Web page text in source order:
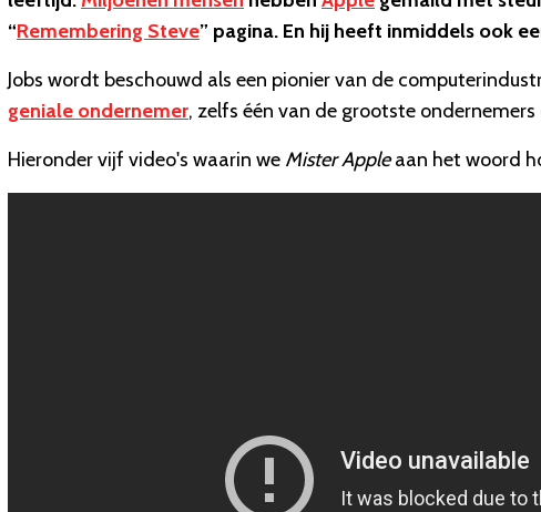
“Remembering Steve” pagina. En hij heeft inmiddels ook
Jobs wordt beschouwd als een pionier van de
geniale ondernemer, zelfs één van de grootste
Hieronder vijf video's waarin we Mister Appleaan het woord